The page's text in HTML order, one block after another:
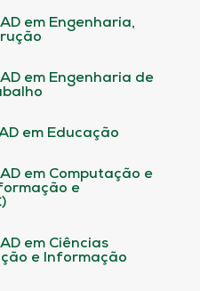
em Engenharia,
em Engenharia de
em Educação
em Computação e
e
em Ciências
e Informação